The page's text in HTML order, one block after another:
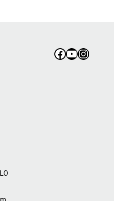
Facebook
YouTube